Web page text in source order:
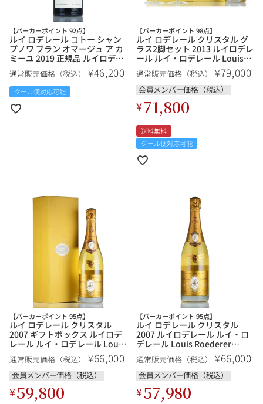
【パーカーポイント 92点】
ルイ ロデレール コトー シャン
プノワ ブラン オマージュ ア カ
ミーユ 2019 正規品 ルイロデレ
ール ルイ・ロデレール Louis
Roederer Coteaux
Champenois Blanc Hommage
a Camille フランス 白ワイン
通常販売価格（税込） ¥46,200
クール便対応可能
【パーカーポイント 98点】
ルイ ロデレール クリスタル グ
ラス2脚セット 2013 ルイロデレ
ール ルイ・ロデレール Louis
Roederer Cristal Glass Set フ
ランス シャンパン シャンパー
ニュ
通常販売価格（税込） ¥79,000
会員メンバー価格（税込）
¥71,800
送料無料
クール便対応可能
【パーカーポイント 95点】
ルイ ロデレール クリスタル
2007 ギフトボックス ルイロデ
レール ルイ・ロデレール Louis
Roederer Cristal フランス シャ
ンパン シャンパーニュ
通常販売価格（税込） ¥66,000
会員メンバー価格（税込）
¥59,800
【パーカーポイント 95点】
ルイ ロデレール クリスタル
2007 ルイロデレール ルイ・ロ
デレール Louis Roederer
Cristal フランス シャンパン シ
ャンパーニュ
通常販売価格（税込） ¥66,000
会員メンバー価格（税込）
¥57,980